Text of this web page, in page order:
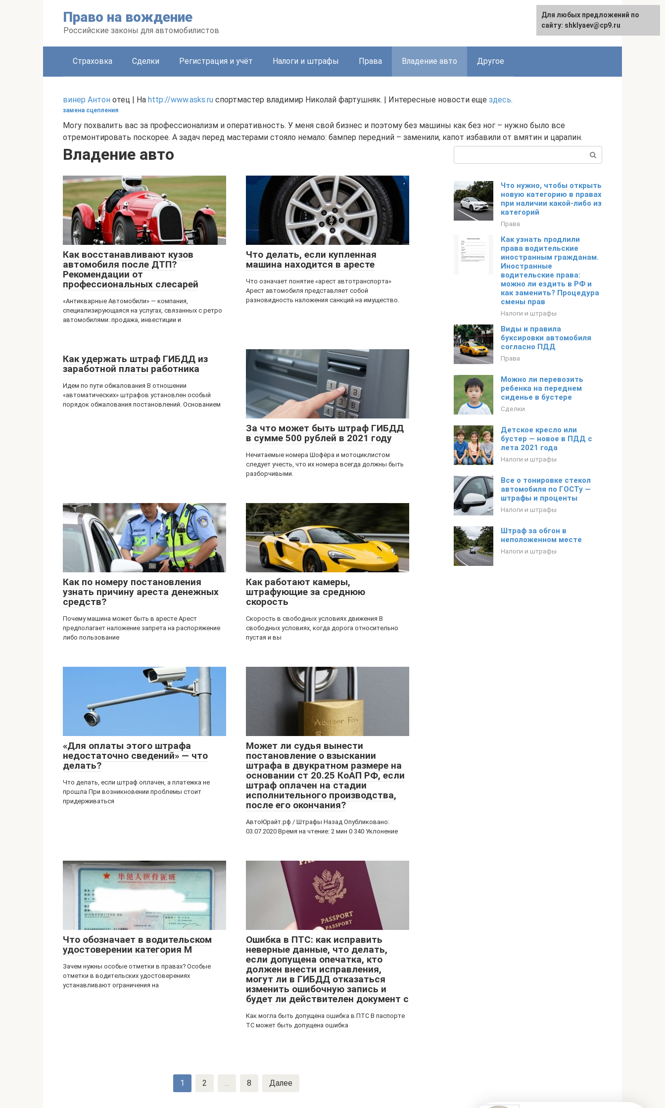
Право на вождение
Российские законы для автомобилистов
Страховка Сделки Регистрация и учёт Налоги и штрафы Права Владение авто Другое
винер Антон отец | На http://www.asks.ru спортмастер владимир Николай фартушняк. | Интересные новости еще здесь.
замена сцепления
Могу похвалить вас за профессионализм и оперативность. У меня свой бизнес и поэтому без машины как без ног – нужно было все
отремонтировать поскорее. А задач перед мастерами стояло немало: бампер передний – заменили, капот избавили от вмятин и царапин.
Владение авто
Как восстанавливают кузов
автомобиля после ДТП?
Рекомендации от
профессиональных слесарей
«Антикварные Автомобили» — компания,
специализирующаяся на услугах, связанных с ретро
автомобилями: продажа, инвестиции и
Что делать, если купленная
машина находится в аресте
Что означает понятие «арест автотранспорта»
Арест автомобиля представляет собой
разновидность наложения санкций на имущество.
Как удержать штраф ГИБДД из
заработной платы работника
Идем по пути обжалования В отношении
«автоматических» штрафов установлен особый
порядок обжалования постановлений. Основанием
За что может быть штраф ГИБДД
в сумме 500 рублей в 2021 году
Нечитаемые номера Шофёра и мотоциклистом
следует учесть, что их номера всегда должны быть
разборчивыми.
Как по номеру постановления
узнать причину ареста денежных
средств?
Почему машина может быть в аресте Арест
предполагает наложение запрета на распоряжение
либо пользование
Как работают камеры,
штрафующие за среднюю
скорость
Скорость в свободных условиях движения В
свободных условиях, когда дорога относительно
пустая и вы
«Для оплаты этого штрафа
недостаточно сведений» — что
делать?
Что делать, если штраф оплачен, а платежка не
прошла При возникновении проблемы стоит
придерживаться
Может ли судья вынести
постановление о взыскании
штрафа в двукратном размере на
основании ст 20.25 КоАП РФ, если
штраф оплачен на стадии
исполнительного производства,
после его окончания?
АвтоЮрайт.рф / Штрафы Назад Опубликовано:
03.07.2020 Время на чтение: 2 мин 0 340 Уклонение
Что обозначает в водительском
удостоверении категория М
Зачем нужны особые отметки в правах? Особые
отметки в водительских удостоверениях
устанавливают ограничения на
Ошибка в ПТС: как исправить
неверные данные, что делать,
если допущена опечатка, кто
должен внести исправления,
могут ли в ГИБДД отказаться
изменить ошибочную запись и
будет ли действителен документ с
Как могла быть допущена ошибка в ПТС В паспорте
ТС может быть допущена ошибка
1 2 8 Далее
Что нужно, чтобы открыть
новую категорию в правах
при наличии какой-либо из
категорий
Права
Как узнать продлили
права водительские
иностранным гражданам.
Иностранные
водительские права:
можно ли ездить в РФ и
как заменить? Процедура
смены прав
Налоги и штрафы
Виды и правила
буксировки автомобиля
согласно ПДД
Права
Можно ли перевозить
ребенка на переднем
сиденье в бустере
Сделки
Детское кресло или
бустер — новое в ПДД с
лета 2021 года
Налоги и штрафы
Все о тонировке стекол
автомобиля по ГОСТу —
штрафы и проценты
Налоги и штрафы
Штраф за обгон в
неположенном месте
Налоги и штрафы
Для любых предложений по
сайту: shklyaev@cp9.ru